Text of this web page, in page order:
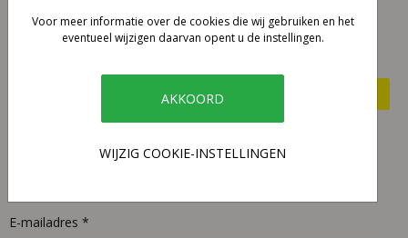
Voor meer informatie over de cookies die wij gebruiken en het
eventueel wijzigen daarvan opent u de instellingen.
AKKOORD
WIJZIG COOKIE-INSTELLINGEN
Sneller afrekenen
Gegevens wijzigen
Account aanmaken
E-mailadres *